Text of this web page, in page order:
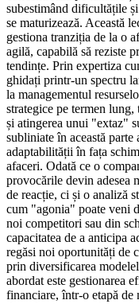
subestimând dificultățile
se maturizează. Această
gestiona tranziția de la o
agilă, capabilă să reziste
tendințe. Prin expertiza
ghidați printr-un spectru
la managementul
strategice pe termen
și atingerea unui "extaz"
subliniate în această
adaptabilității în fața
afaceri. Odată ce o
provocările devin adesea
de reacție, ci și o analiză
cum "agonia" poate veni
noi competitori sau din
capacitatea de a anticipa
regăsi noi oportunități de
prin diversificarea
abordat este gestionarea
financiare, într-o etapă de